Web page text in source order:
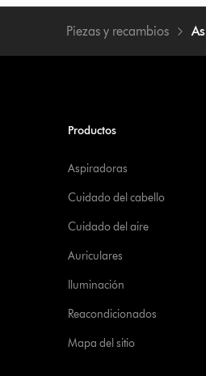
Piezas y recambios
Productos
Aspiradoras
Cuidado del cabello
Cuidado del aire
Auriculares
Iluminación
Reacondicionados
Mapa del sitio